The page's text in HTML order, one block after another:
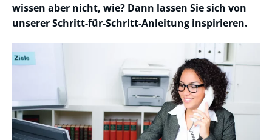
wissen aber nicht, wie? Dann lassen Sie sich von
unserer Schritt-für-Schritt-Anleitung inspirieren.